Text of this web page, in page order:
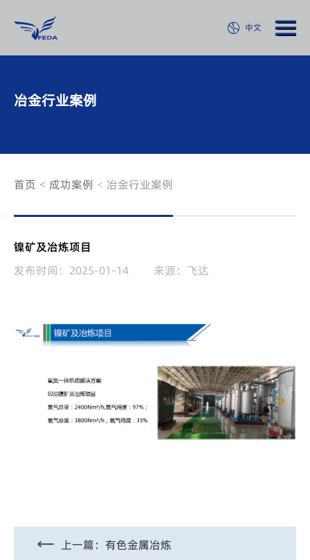
中文
冶金行业案例
首页 成功案例 冶金行业案例
镍矿及冶炼项目
发布时间：2025-01-14
来源：飞达
上一篇： 有色金属冶炼